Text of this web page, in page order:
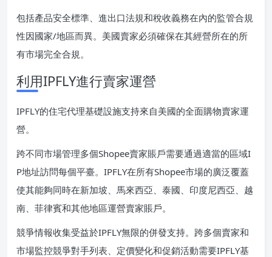
包括產品安全標準、進出口法規和稅收義務在內的監管合規
性因國家/地區而異。美國賣家必須確保在其經營所在的所
有市場完全合規。
利用IPFLY進行賣家運營
IPFLY的住宅代理基礎設施支持來自美國的全面購物賣家運
營。
跨不同市場管理多個Shopee賣家賬戶需要通過適當的區域I
P地址訪問每個平臺。IPFLY在所有Shopee市場的廣泛覆蓋
使其能夠同時在新加坡、馬來西亞、泰國、印度尼西亞、越
南、菲律賓和其他地區運營賣家賬戶。
競爭情報收集受益於IPFLY無限的併發支持。跨多個賣家和
市場監控競爭對手列表、定價變化和促銷活動需要IPFLY基